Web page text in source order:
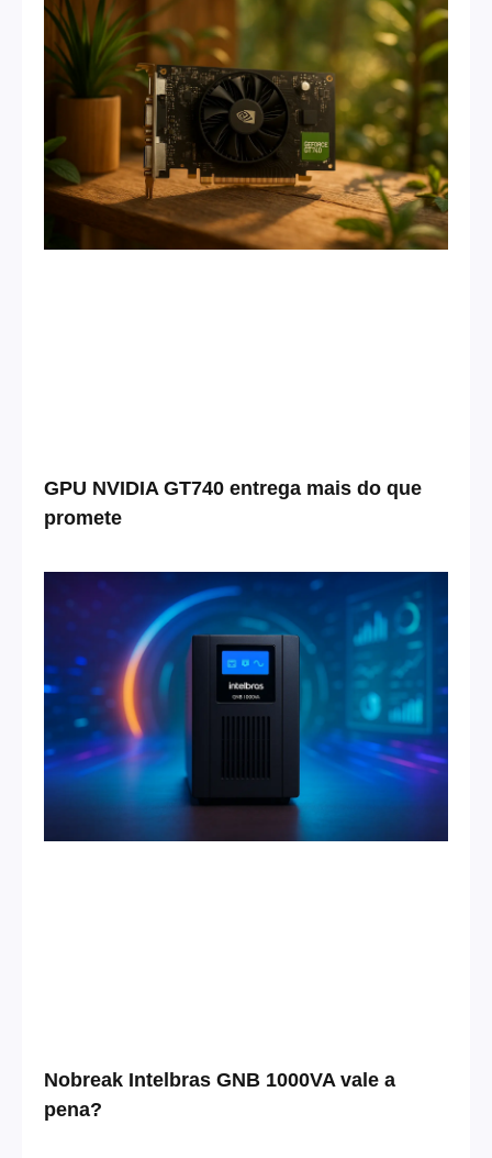
GPU NVIDIA GT740 entrega mais do que
promete
Nobreak Intelbras GNB 1000VA vale a
pena?